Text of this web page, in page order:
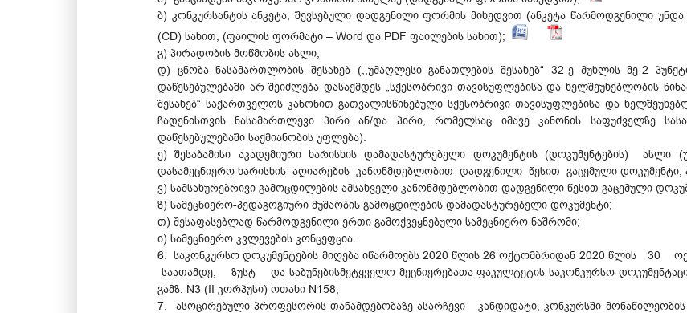
ბ) კონკურსანტის ანკეტა, შევსებული დადგენილი ფორმის მიხედვით (ანკეტა წარმოდგენილი
(CD) სახით, (ფაილის ფორმატი – Word და PDF ფაილების სახით);
გ) პირადობის მოწმობის ასლი;
დ) ცნობა ნასამართლობის შესახებ (,,უმაღლესი განათლების შესახებ“ 32-ე მუხლის მე-2
დაწესებულებაში არ შეიძლება დასაქმდეს „სქესობრივი თავისუფლებისა და ხელშეუხებლობის
შესახებ“ საქართველოს კანონით გათვალისწინებული სქესობრივი თავისუფლებისა და
ჩადენისთვის ნასამართლევი პირი ან/და პირი, რომელსაც იმავე კანონის საფუძველზე
დაწესებულებაში საქმიანობის უფლება).
ე) შესაბამისი აკადემიური ხარისხის დამადასტურებელი დოკუმენტის (დოკუმენტების) ასლი
დასამეცნიერო ხარისხის აღიარების კანონმდებლობით დადგენილი წესით გაცემული დოკუმენტი,
ვ) სამსახურებრივი გამოცდილების ამსახველი კანონმდებლობით დადგენილი წესით გაცემული
ზ) სამეცნიერო-პედაგოგიური მუშაობის გამოცდილების დამადასტურებელი დოკუმენტი;
თ) შესაფასებლად წარმოდგენილი ერთი გამოქვეყნებული სამეცნიერო ნაშრომი;
ი) სამეცნიერო კვლევების კონცეფცია.
6. საკონკურსო დოკუმენტების მიღება იწარმოებს 2020 წლის 26 ოქტომბრიდან 2020 წლის
30
საათამდე, ზუსტ და საბუნებისმეტყველო მეცნიერებათა ფაკულტეტის საკონკურსო
გამზ. N3 (II კორპუსი) ოთახი N158;
7. ასოცირებული პროფესორის თანამდებობაზე ასარჩევი კანდიდატი, კონკურსში